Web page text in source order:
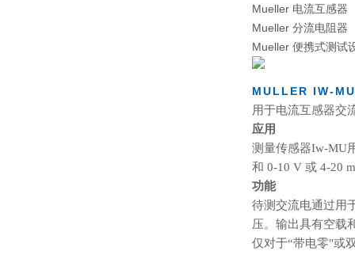
Mueller 电流互感器
Mueller 分流电阻器
Mueller 便携式测试
MULLER IW-MU
用于电流互感器交
应用
测量传感器Iw-MU
和 0-10 V 或 4-20
功能
待测交流电通过用
压。输出具有空载
仅对于“带电零"或